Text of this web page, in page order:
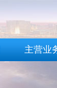
主营业